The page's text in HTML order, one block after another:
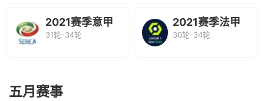
2021赛季意甲
联赛
31轮-34轮
2021赛季法甲
联赛
30轮-34轮
五月赛事